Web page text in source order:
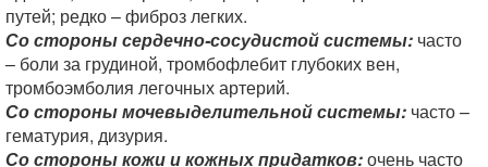
путей; редко – фиброз легких.
Со стороны сердечно-сосудистой системы: часто
– боли за грудиной, тромбофлебит глубоких вен,
тромбоэмболия легочных артерий.
Со стороны мочевыделительной системы: часто –
гематурия, дизурия.
Со стороны кожи и кожных придатков:очень часто